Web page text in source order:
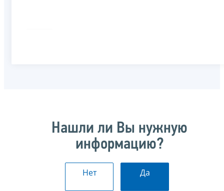
Нашли ли Вы нужную
информацию?
Нет Да